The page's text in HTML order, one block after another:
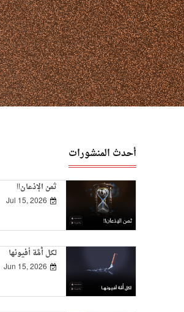
أحدث المنشورات
ثمن الإذعان!!
Jul 15, 2026
لكل أُمَّة أفيونها
Jun 15, 2026